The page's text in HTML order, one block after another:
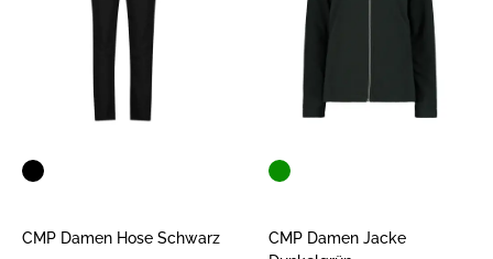
CMP Damen Hose Schwarz
CMP Damen Jacke